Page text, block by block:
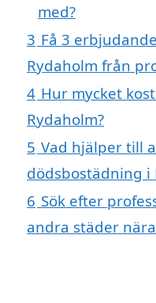
med?
3 Få 3
Rydaholm från
4 Hur mycket
Rydaholm?
5 Vad hjälper till
dödsbostädning i
6 Sök efter
andra städer